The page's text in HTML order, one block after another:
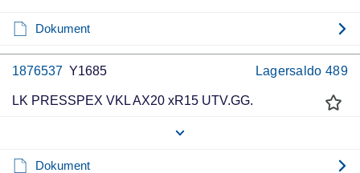
Dokument
1876537 Y1685 Lagersaldo 489
LK PRESSPEX VKL AX20 xR15 UTV.GG.
Dokument